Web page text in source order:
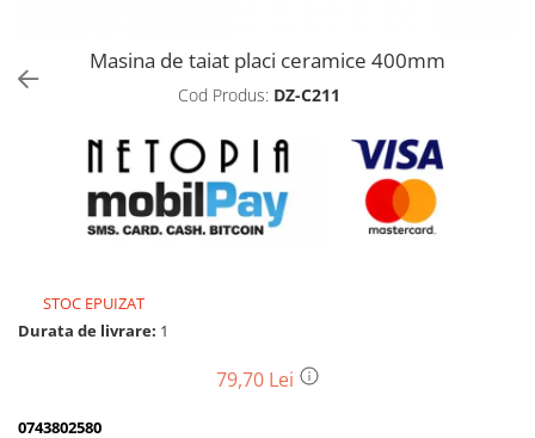
Motoburghie si accesorii
Accesorii motoburghie
Motoburghie
Drujbe, fierastraie electrice
Drujbe pe benzina
Drujbe cu acumulator
electrice
Drujbe electrice
Mori cereale si batoze porumb
Batoze - mori desfacat porumb
Masina de taiat placi ceramice 400mm
Cod Produs: DZ-C211
STOC EPUIZAT
Durata de livrare: 1
79,70 Lei
0743802580